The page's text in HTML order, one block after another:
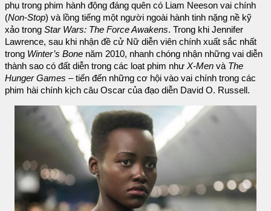
phụ trong phim hành động đáng quên có Liam Neeson vai chính
(Non-Stop) và lồng tiếng một người ngoài hành tinh nặng nề kỹ
xảo trong Star Wars: The Force Awakens. Trong khi Jennifer
Lawrence, sau khi nhận đề cử Nữ diễn viên chính xuất sắc nhất
trong Winter’s Bone năm 2010, nhanh chóng nhận những vai diễn
thành sao có đất diễn trong các loạt phim như X-Men và The
Hunger Games – tiến đến những cơ hội vào vai chính trong các
phim hài chính kịch câu Oscar của đạo diễn David O. Russell.